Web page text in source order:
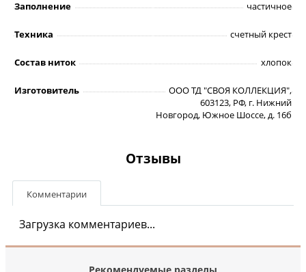
Заполнение частичное
Техника счетный крест
Состав ниток хлопок
Изготовитель
ООО ТД "СВОЯ КОЛЛЕКЦИЯ",
603123, РФ, г. Нижний
Новгород, Южное Шоссе, д. 16б
Отзывы
Комментарии
Загрузка комментариев...